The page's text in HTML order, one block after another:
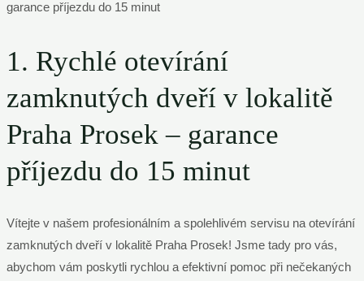
1. Rychlé otevírání
zamknutých dveří v lokalitě
Praha Prosek – garance
příjezdu do 15 minut
Vítejte v našem profesionálním a spolehlivém servisu na otevírání
zamknutých dveří v lokalitě Praha Prosek! Jsme tady pro vás,
abychom vám poskytli rychlou a efektivní pomoc při nečekaných